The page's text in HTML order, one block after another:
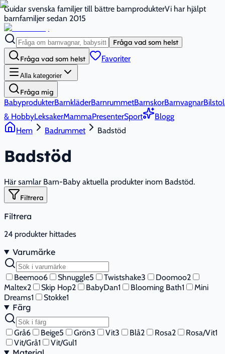
Guidar svenska familjer till bättre barnprodukterVi har hjälpt
barnfamiljer sedan 2015
Fråga vad som helst
Fråga vad som helst Favoriter
Alla kategorier
Fråga mig
BabyprodukterBarnkläderBarnrummetBarnskorBarnvagnar
& HobbyLeksakerMammaPresenterSport
Blogg
Hem
Badrummet Badstöd
Badstöd
Här samlar Barn-Baby aktuella produkter inom Badstöd.
Filtrera
Filtrera
24 produkter hittades
Varumärke
Beemoo6 Shnuggle5 Twistshake3 Doomoo2
Maltex2 Skip Hop2 BabyDan1 Blooming Bath1
Mini
Dreams1 Stokke1
Färg
Grå6 Beige5 Grön3 Vit3 Blå2 Rosa2 Rosa/Vit1
Vit/Grå1 Vit/Gul1